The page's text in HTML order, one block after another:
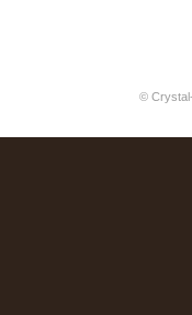
©